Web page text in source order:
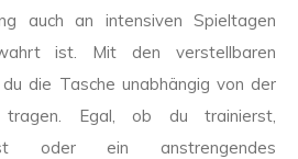
auch an intensiven Spieltagen
ist. Mit den verstellbaren
die Tasche unabhängig von der
tragen. Egal, ob du trainierst,
oder ein anstrengendes